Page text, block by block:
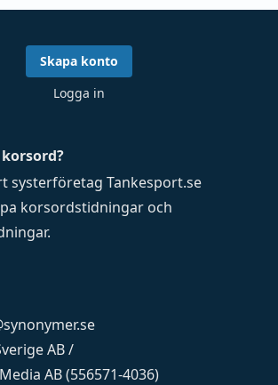
systerföretag Tankesport.se
korsordstidningar och
.
AB /
AB (556571-4036)
Skapa konto
Logga in